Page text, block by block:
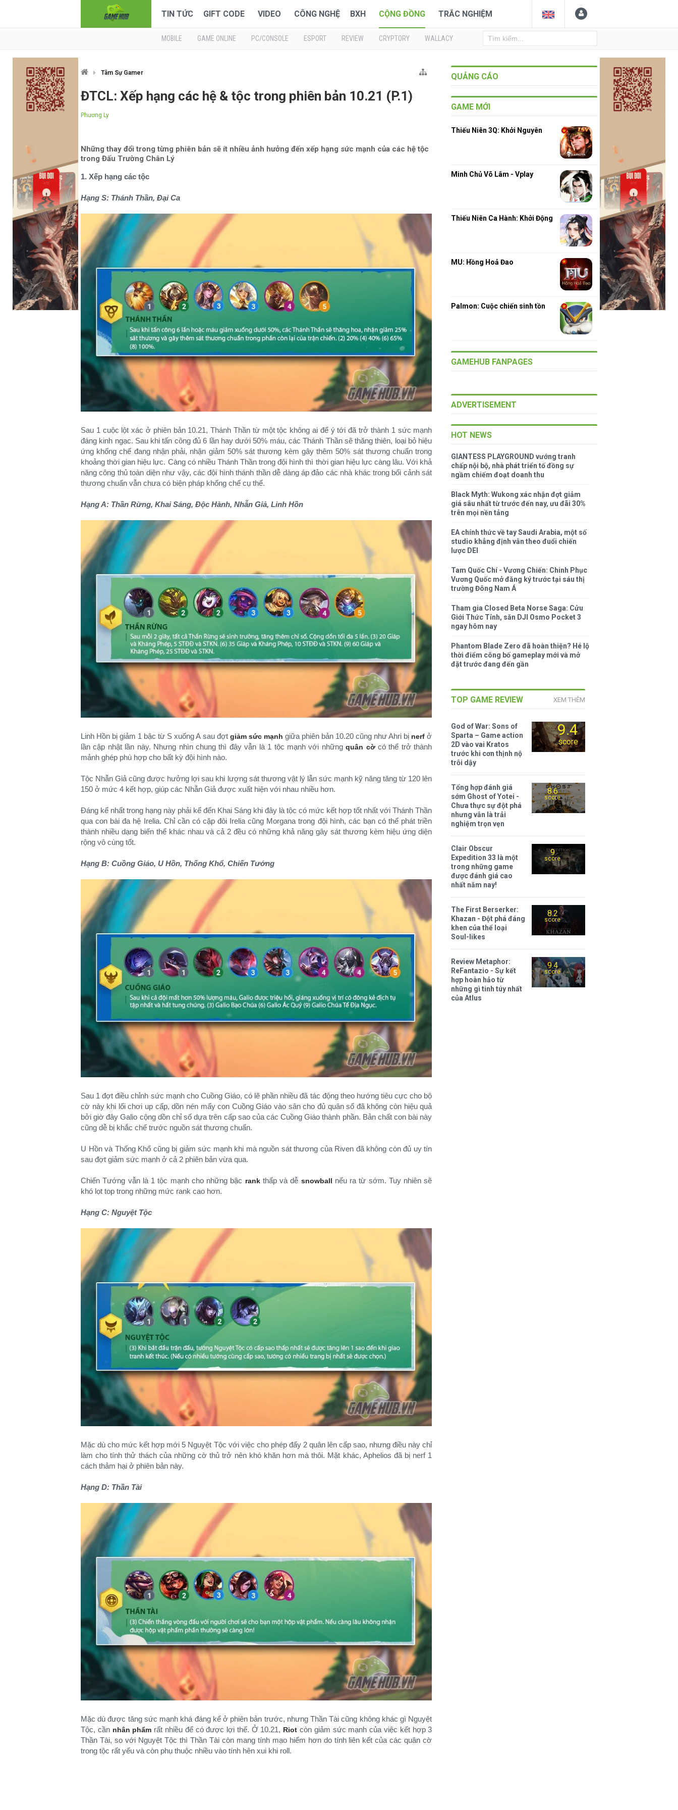
TIN TỨC GIFT CODE VIDEO CÔNG NGHỆ BXH CỘNG ĐỒNG TRẮC NGHIỆM
MOBILE GAME ONLINE PC/CONSOLE ESPORT REVIEW CRYPTORY WALLACY
Tâm Sự Gamer
ĐTCL: Xếp hạng các hệ & tộc trong phiên bản 10.21 (P.1)
Phương Ly
Những thay đổi trong từng phiên bản sẽ ít nhiều ảnh hưởng đến xếp hạng sức mạnh của các hệ tộc
trong Đấu Trường Chân Lý
1. Xếp hạng các tộc
Hạng S: Thánh Thần, Đại Ca
Sau 1 cuộc lột xác ở phiên bản 10.21, Thánh Thần từ một tộc không ai để ý tới đã trở thành 1 sức mạnh
đáng kinh ngạc. Sau khi tấn công đủ 6 lần hay dưới 50% máu, các Thánh Thần sẽ thăng thiên, loại bỏ hiệu
ứng khống chế đang nhận phải, nhận giảm 50% sát thương kèm gây thêm 50% sát thương chuẩn trong
khoảng thời gian hiệu lực. Càng có nhiều Thánh Thần trong đội hình thì thời gian hiệu lực càng lâu. Với khả
năng công thủ toàn diện như vậy, các đội hình thánh thần dễ dàng áp đảo các nhà khác trong bối cảnh sát
thương chuẩn vẫn chưa có biện pháp khống chế cụ thể.
Hạng A: Thần Rừng, Khai Sáng, Độc Hành, Nhẫn Giả, Linh Hồn
Linh Hồn bị giảm 1 bậc từ S xuống A sau đợt giảm sức mạnh giữa phiên bản 10.20 cũng như Ahri bị nerf ở
lần cập nhật lần này. Nhưng nhìn chung thì đây vẫn là 1 tộc mạnh với nhữngquân cờcó thể trở thành
mảnh ghép phù hợp cho bất kỳ đội hình nào.
Tộc Nhẫn Giả cũng được hưởng lợi sau khi lượng sát thương vật lý lẫn sức mạnh kỹ năng tăng từ 120 lên
150 ở mức 4 kết hợp, giúp các Nhẫn Giả được xuất hiện với nhau nhiều hơn.
Đáng kể nhất trong hạng này phải kể đến Khai Sáng khi đây là tộc có mức kết hợp tốt nhất với Thánh Thần
qua con bài đa hệ Irelia. Chỉ cần có cặp đôi Irelia cũng Morgana trong đội hình, các bạn có thể phát triền
thành nhiều dạng biến thể khác nhau và cả 2 đều có những khả năng gây sát thương kèm hiệu ứng diện
rộng vô cùng tốt.
Hạng B: Cuồng Giáo, U Hồn, Thống Khổ, Chiến Tướng
Sau 1 đợt điều chỉnh sức mạnh cho Cuồng Giáo, có lẽ phần nhiều đã tác động theo hướng tiêu cực cho bộ
cờ này khi lối chơi up cấp, dồn nén mấy con Cuồng Giáo vào sân cho đủ quân số đã không còn hiệu quả
bởi giờ đây Galio cộng dồn chỉ số dựa trên cấp sao của các Cuồng Giáo thành phần. Bản chất con bài này
cũng dễ bị khắc chế trước nguồn sát thương chuẩn.
U Hồn và Thống Khổ cũng bị giảm sức mạnh khi mà nguồn sát thương của Riven đã không còn đủ uy tín
sau đợt giảm sức mạnh ở cả 2 phiên bản vừa qua.
Chiến Tướng vẫn là 1 tộc mạnh cho những bậc rankthấp và dễ snowball nếu ra từ sớm. Tuy nhiên sẽ
khó lọt top trong những mức rank cao hơn.
Hạng C: Nguyệt Tộc
Mặc dù cho mức kết hợp mới 5 Nguyệt Tộc với việc cho phép đẩy 2 quân lên cấp sao, nhưng điều này chỉ
làm cho tính thử thách của những cờ thủ trở nên khó khăn hơn mà thôi. Mặt khác, Aphelios đã bị nerf 1
cách thảm hại ở phiên bản này.
Hạng D: Thần Tài
Mặc dù được tăng sức mạnh khá đáng kể ở phiên bản trước, nhưng Thần Tài cũng không khác gì Nguyệt
Tộc, cần nhân phẩm rất nhiều để có được lợi thế. Ở 10.21, Riot còn giảm sức mạnh của việc kết hợp 3
Thần Tài, so với Nguyệt Tộc thì Thần Tài còn mang tính mạo hiểm hơn do tính liên kết của các quân cờ
trong tộc rất yếu và còn phụ thuộc nhiều vào tính hên xui khi roll.​
QUẢNG CÁO
GAME MỚI
Thiếu Niên 3Q: Khởi Nguyên
Minh Chủ Võ Lâm - Vplay
Thiếu Niên Ca Hành: Khởi Động
MU: Hồng Hoả Đao
Palmon: Cuộc chiến sinh tồn
GAMEHUB FANPAGES
ADVERTISEMENT
HOT NEWS
GIANTESS PLAYGROUND vướng tranh
chấp nội bộ, nhà phát triển tố đồng sự
ngầm chiếm đoạt doanh thu
Black Myth: Wukong xác nhận đợt giảm
giá sâu nhất từ trước đến nay, ưu đãi 30%
trên mọi nền tảng
EA chính thức về tay Saudi Arabia, một số
studio khẳng định vẫn theo đuổi chiến
lược DEI
Tam Quốc Chí - Vương Chiến: Chinh Phục
Vương Quốc mở đăng ký trước tại sáu thị
trường Đông Nam Á
Tham gia Closed Beta Norse Saga: Cửu
Giới Thức Tỉnh, săn DJI Osmo Pocket 3
ngay hôm nay
Phantom Blade Zero đã hoàn thiện? Hé lộ
thời điểm công bố gameplay mới và mở
đặt trước đang đến gần
TOP GAME REVIEW XEM THÊM
9.4
score
God of War: Sons of
Sparta – Game action
2D vào vai Kratos
trước khi cơn thịnh nộ
trỗi dậy
8.6
score
Tổng hợp đánh giá
sớm Ghost of Yotei -
Chưa thực sự đột phá
nhưng vẫn là trải
nghiệm trọn vẹn
9
score
Clair Obscur
Expedition 33 là một
trong những game
được đánh giá cao
nhất năm nay!
8.2
score
The First Berserker:
Khazan - Đột phá đáng
khen của thể loại
Soul-likes
9.4
score
Review Metaphor:
ReFantazio - Sự kết
hợp hoàn hảo từ
những gì tinh túy nhất
của Atlus